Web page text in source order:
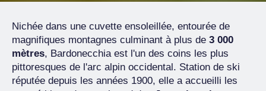
Nichée dans une cuvette ensoleillée, entourée de
magnifiques montagnes culminant à plus de 3 000
mètres, Bardonecchia est l'un des coins les plus
pittoresques de l'arc alpin occidental. Station de ski
réputée depuis les années 1900, elle a accueilli les